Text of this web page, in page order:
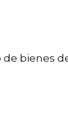
bienes